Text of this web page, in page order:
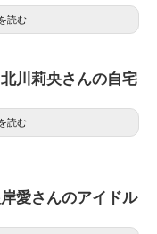
読む
川莉央さんの自宅
読む
愛さんのアイドル